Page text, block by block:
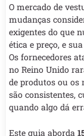
O mercado de
mudanças
exigentes do que
ética e preço, e
Os fornecedores
no Reino Unido
de produtos ou os
são consistentes,
quando algo dá
Este guia aborda